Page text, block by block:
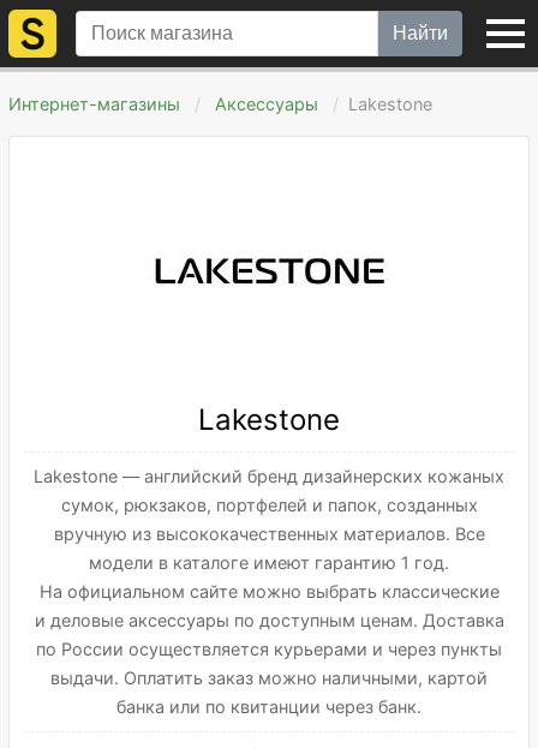
Найти
Интернет-магазины Аксессуары Lakestone
Lakestone
Lakestone — английский бренд дизайнерских кожаных
сумок, рюкзаков, портфелей и папок, созданных
вручную из высококачественных материалов. Все
модели в каталоге имеют гарантию 1 год.
На официальном сайте можно выбрать классические
и деловые аксессуары по доступным ценам. Доставка
по России осуществляется курьерами и через пункты
выдачи. Оплатить заказ можно наличными, картой
банка или по квитанции через банк.